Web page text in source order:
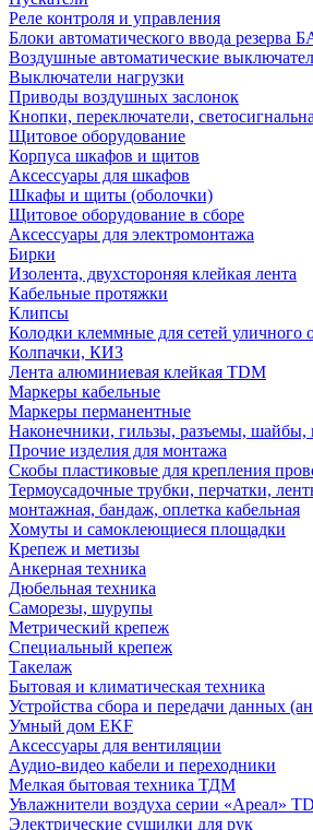
Реле контроля и управления
Блоки автоматического ввода
Воздушные автоматические
Выключатели нагрузки
Приводы воздушных заслонок
Кнопки, переключатели,
Щитовое оборудование
Корпуса шкафов и щитов
Аксессуары для шкафов
Шкафы и щиты (оболочки)
Щитовое оборудование в сборе
Аксессуары для электромонтажа
Бирки
Изолента, двухстороняя клейкая лента
Кабельные протяжки
Клипсы
Колодки клеммные для сетей уличного
Колпачки, КИЗ
Лента алюминиевая клейкая TDM
Маркеры кабельные
Маркеры перманентные
Наконечники, гильзы, разъемы,
Прочие изделия для монтажа
Скобы пластиковые для крепления
Термоусадочные трубки, перчатки,
монтажная, бандаж, оплетка кабельная
Хомуты и самоклеющиеся площадки
Крепеж и метизы
Анкерная техника
Дюбельная техника
Саморезы, шурупы
Метрический крепеж
Специальный крепеж
Такелаж
Бытовая и климатическая техника
Устройства сбора и передачи данных
Умный дом EKF
Аксессуары для вентиляции
Аудио-видео кабели и переходники
Мелкая бытовая техника ТДМ
Увлажнители воздуха серии «Ареал»
Электрические сушилки для рук